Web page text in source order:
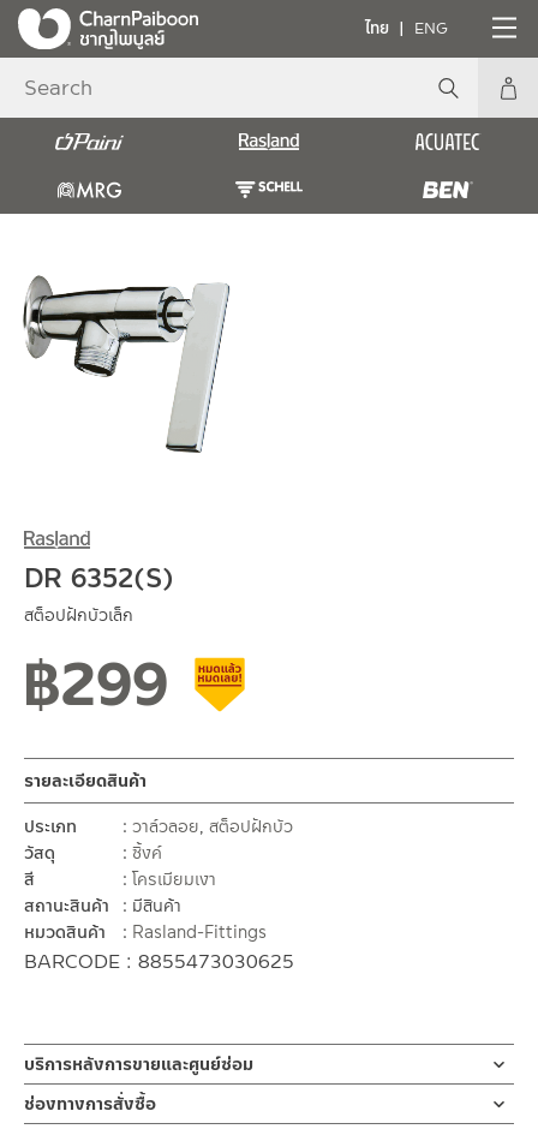
ไทย ENG
DR 6352(S)
สต็อปฝักบัวเล็ก
฿299
รายละเอียดสินค้า
ประเภท
วาล์วลอย, สต็อปฝักบัว
วัสดุ
ซิ้งค์
สี
โครเมียมเงา
สถานะสินค้า
มีสินค้า
หมวดสินค้า
Rasland-Fittings
BARCODE : 8855473030625
บริการหลังการขายและศูนย์ซ่อม
ช่องทางออนไลน์
– Email: contact@charnpaiboon.com
ช่องทางการสั่งซื้อ